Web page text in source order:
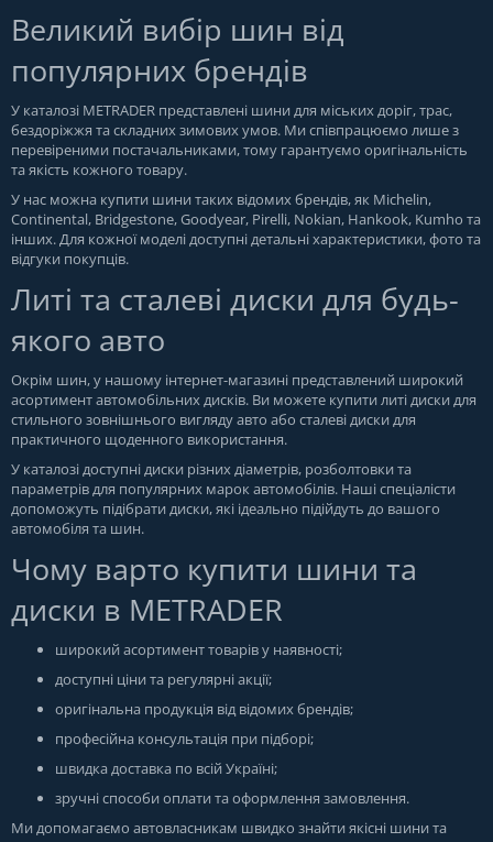
Великий вибір шин від
популярних брендів
У каталозі METRADER представлені шини для міських доріг, трас,
бездоріжжя та складних зимових умов. Ми співпрацюємо лише з
перевіреними постачальниками, тому гарантуємо оригінальність
та якість кожного товару.
У нас можна купити шини таких відомих брендів, як Michelin,
Continental, Bridgestone, Goodyear, Pirelli, Nokian, Hankook, Kumho та
інших. Для кожної моделі доступні детальні характеристики, фото та
відгуки покупців.
Литі та сталеві диски для будь-
якого авто
Окрім шин, у нашому інтернет-магазині представлений широкий
асортимент автомобільних дисків. Ви можете купити литі диски для
стильного зовнішнього вигляду авто або сталеві диски для
практичного щоденного використання.
У каталозі доступні диски різних діаметрів, розболтовки та
параметрів для популярних марок автомобілів. Наші спеціалісти
допоможуть підібрати диски, які ідеально підійдуть до вашого
автомобіля та шин.
Чому варто купити шини та
диски в METRADER
широкий асортимент товарів у наявності;
доступні ціни та регулярні акції;
оригінальна продукція від відомих брендів;
професійна консультація при підборі;
швидка доставка по всій Україні;
зручні способи оплати та оформлення замовлення.
Ми допомагаємо автовласникам швидко знайти якісні шини та